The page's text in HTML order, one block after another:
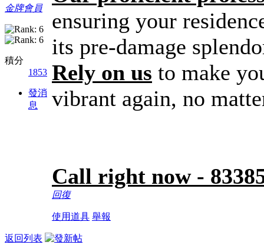
金牌會員
積分
1853
發消
息
ensuring your
its pre-damage
Rely on us to make
vibrant again, no
Call right now -
回復
使用道具 舉報
返回列表